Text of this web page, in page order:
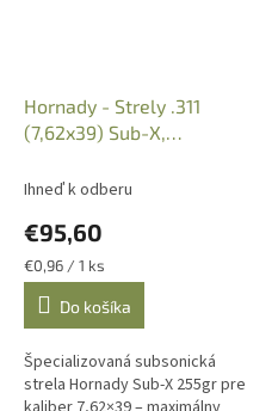
Hornady - Strely .311
(7,62x39) Sub-X,
Kat. 3148
Ihneď k odberu
€95,60
Jednotková
cena:
€0,96 / 1 ks
Do košíka
Špecializovaná subsonická
strela Hornady Sub-X 255gr pre